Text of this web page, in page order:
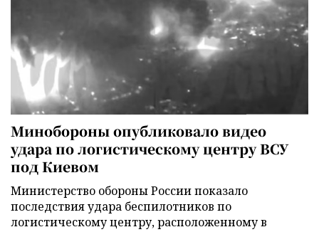
Минобороны опубликовало видео
удара по логистическому центру ВСУ
под Киевом
Министерство обороны России показало
последствия удара беспилотников по
логистическому центру, расположенному в